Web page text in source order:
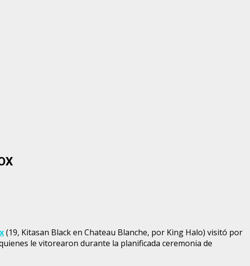
(19, Kitasan Black en Chateau Blanche, por King Halo) visitó por
le vitorearon durante la planificada ceremonia de